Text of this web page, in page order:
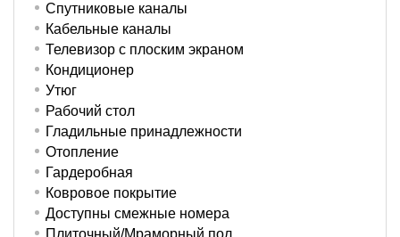
Спутниковые каналы
Кабельные каналы
Телевизор с плоским экраном
Кондиционер
Утюг
Рабочий стол
Гладильные принадлежности
Отопление
Гардеробная
Ковровое покрытие
Доступны смежные номера
Плиточный/Мраморный пол